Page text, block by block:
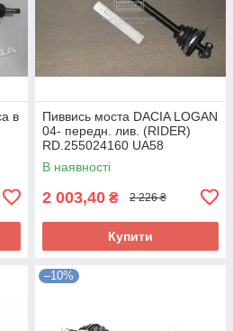
в
Пиввись моста DACIA LOGAN
04- передн. лив. (RIDER)
RD.255024160 UA58
В наявності
2 003,40 ₴ 2 226 ₴
Купити
–10%